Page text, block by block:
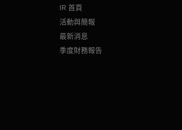
IR 首頁
活動與簡報
最新消息
季度財務報告